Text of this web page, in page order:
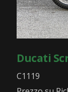
Ducati
C1119